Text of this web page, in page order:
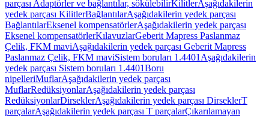
parçası Adaptörler ve bağlantılar, sökülebilirKilitlerAşağıdakilerin
yedek parçası KilitlerBağlantılarAşağıdakilerin yedek parçası
BağlantılarEksenel kompensatörlerAşağıdakilerin yedek parçası
Eksenel kompensatörlerKılavuzlarGeberit Mapress Paslanmaz
Çelik, FKM maviAşağıdakilerin yedek parçası Geberit Mapress
Paslanmaz Çelik, FKM maviSistem boruları 1.4401 Aşağıdakilerin
yedek parçası Sistem boruları 1.4401Boru
nipelleriMuflarAşağıdakilerin yedek parçası
MuflarRedüksiyonlarAşağıdakilerin yedek parçası
RedüksiyonlarDirseklerAşağıdakilerin yedek parçası DirseklerT
parçalarAşağıdakilerin yedek parçası T parçalarÇıkarılamayan